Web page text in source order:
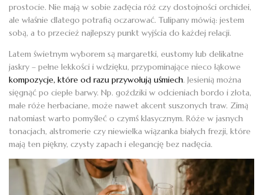
prostocie. Nie mają w sobie zadęcia róż czy dostojności orchidei,
ale właśnie dlatego potrafią oczarować. Tulipany mówią: jestem
sobą, a to przecież najlepszy punkt wyjścia do każdej relacji.
Latem świetnym wyborem są margaretki, eustomy lub delikatne
jaskry – pełne lekkości i wdzięku, przypominające nieco łąkowe
kompozycje, które od razu przywołują uśmiech. Jesienią można
sięgnąć po ciepłe barwy. Np. goździki w odcieniach bordo i złota,
małe róże herbaciane, może nawet akcent suszonych traw. Zimą
natomiast warto pomyśleć o czymś klasycznym. Róże w jasnych
tonacjach, alstromerie czy niewielka wiązanka białych frezji, które
mają ten piękny, czysty zapach i elegancję bez nadęcia.